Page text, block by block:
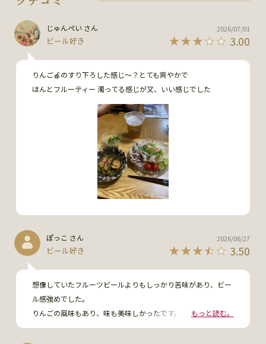
じゅんぺい さん
ビール好き 3.00
2026/07/01
りんご🍎のすり下ろした感じ〜？とても爽やかで
ほんとフルーティー 濁ってる感じが又、いい感じでした
ぽっこ さん
ビール好き 3.50
2026/06/27
想像していたフルーツビールよりもしっかり苦味があり、ビー
ル感強めでした。
りんごの風味もあり、味も美味しかったです。
ですが、開封時に泡がたくさん出て注ぎにくかったのが残念で
もっと読む。